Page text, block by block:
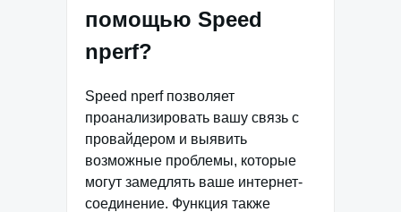
помощью Speed
nperf?
Speed nperf позволяет
проанализировать вашу связь с
провайдером и выявить
возможные проблемы, которые
могут замедлять ваше интернет-
соединение. Функция также